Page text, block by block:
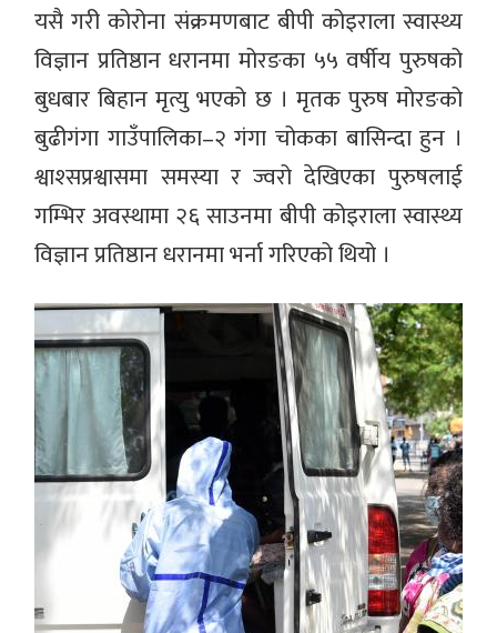
यसै गरी कोरोना संक्रमणबाट बीपी कोइराला स्वास्थ्य
विज्ञान प्रतिष्ठान धरानमा मोरङका ५५ वर्षीय पुरुषको
बुधबार बिहान मृत्यु भएको छ । मृतक पुरुष मोरङको
बुढीगंगा गाउँपालिका–२ गंगा चोकका बासिन्दा हुन ।
श्वाश्सप्रश्वासमा समस्या र ज्वरो देखिएका पुरुषलाई
गम्भिर अवस्थामा २६ साउनमा बीपी कोइराला स्वास्थ्य
विज्ञान प्रतिष्ठान धरानमा भर्ना गरिएको थियो ।